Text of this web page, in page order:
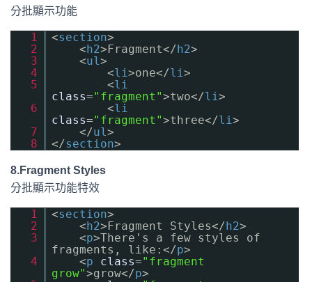
分批顯示功能
1 <section>
2
<h2>Fragment</h2>
3
<ul>
4
<li>one</li>
5
<li
class="fragment">two</li>
6
<li
class="fragment">three</li>
7
</ul>
8
</section>
8.Fragment Styles
分批顯示功能特效
1 <section>
2
<h2>Fragment Styles</h2>
3
<p>There's a few styles of
fragments, like:</p>
4
<p class="fragment
grow">grow</p>